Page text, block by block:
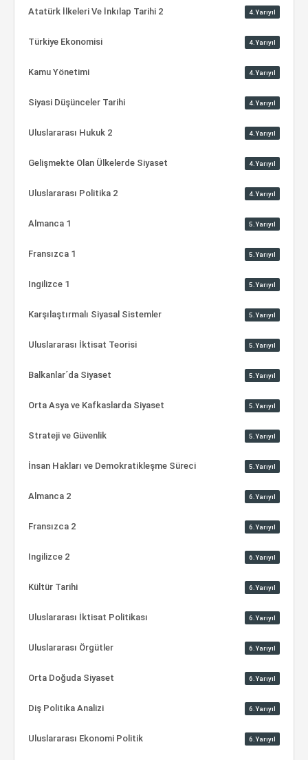
Atatürk İlkeleri Ve İnkılap Tarihi 2 4.Yarıyıl
Türkiye Ekonomisi 4.Yarıyıl
Kamu Yönetimi 4.Yarıyıl
Siyasi Düşünceler Tarihi 4.Yarıyıl
Uluslararası Hukuk 2 4.Yarıyıl
Gelişmekte Olan Ülkelerde Siyaset 4.Yarıyıl
Uluslararası Politika 2 4.Yarıyıl
Almanca 1 5.Yarıyıl
Fransızca 1 5.Yarıyıl
Ingilizce 1 5.Yarıyıl
Karşılaştırmalı Siyasal Sistemler 5.Yarıyıl
Uluslararası İktisat Teorisi 5.Yarıyıl
Balkanlar´da Siyaset 5.Yarıyıl
Orta Asya ve Kafkaslarda Siyaset 5.Yarıyıl
Strateji ve Güvenlik 5.Yarıyıl
İnsan Hakları ve Demokratikleşme Süreci 5.Yarıyıl
Almanca 2 6.Yarıyıl
Fransızca 2 6.Yarıyıl
Ingilizce 2 6.Yarıyıl
Kültür Tarihi 6.Yarıyıl
Uluslararası İktisat Politikası 6.Yarıyıl
Uluslararası Örgütler 6.Yarıyıl
Orta Doğuda Siyaset 6.Yarıyıl
Diş Politika Analizi 6.Yarıyıl
Uluslararası Ekonomi Politik 6.Yarıyıl